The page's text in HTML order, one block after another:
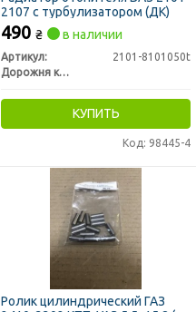
2107 с турбулизатором (ДК)
490 ₴ в наличии
Артикул:
2101-8101050t
Дорожня карта
КУПИТЬ
Код: 98445-4
Ролик цилиндрический ГАЗ